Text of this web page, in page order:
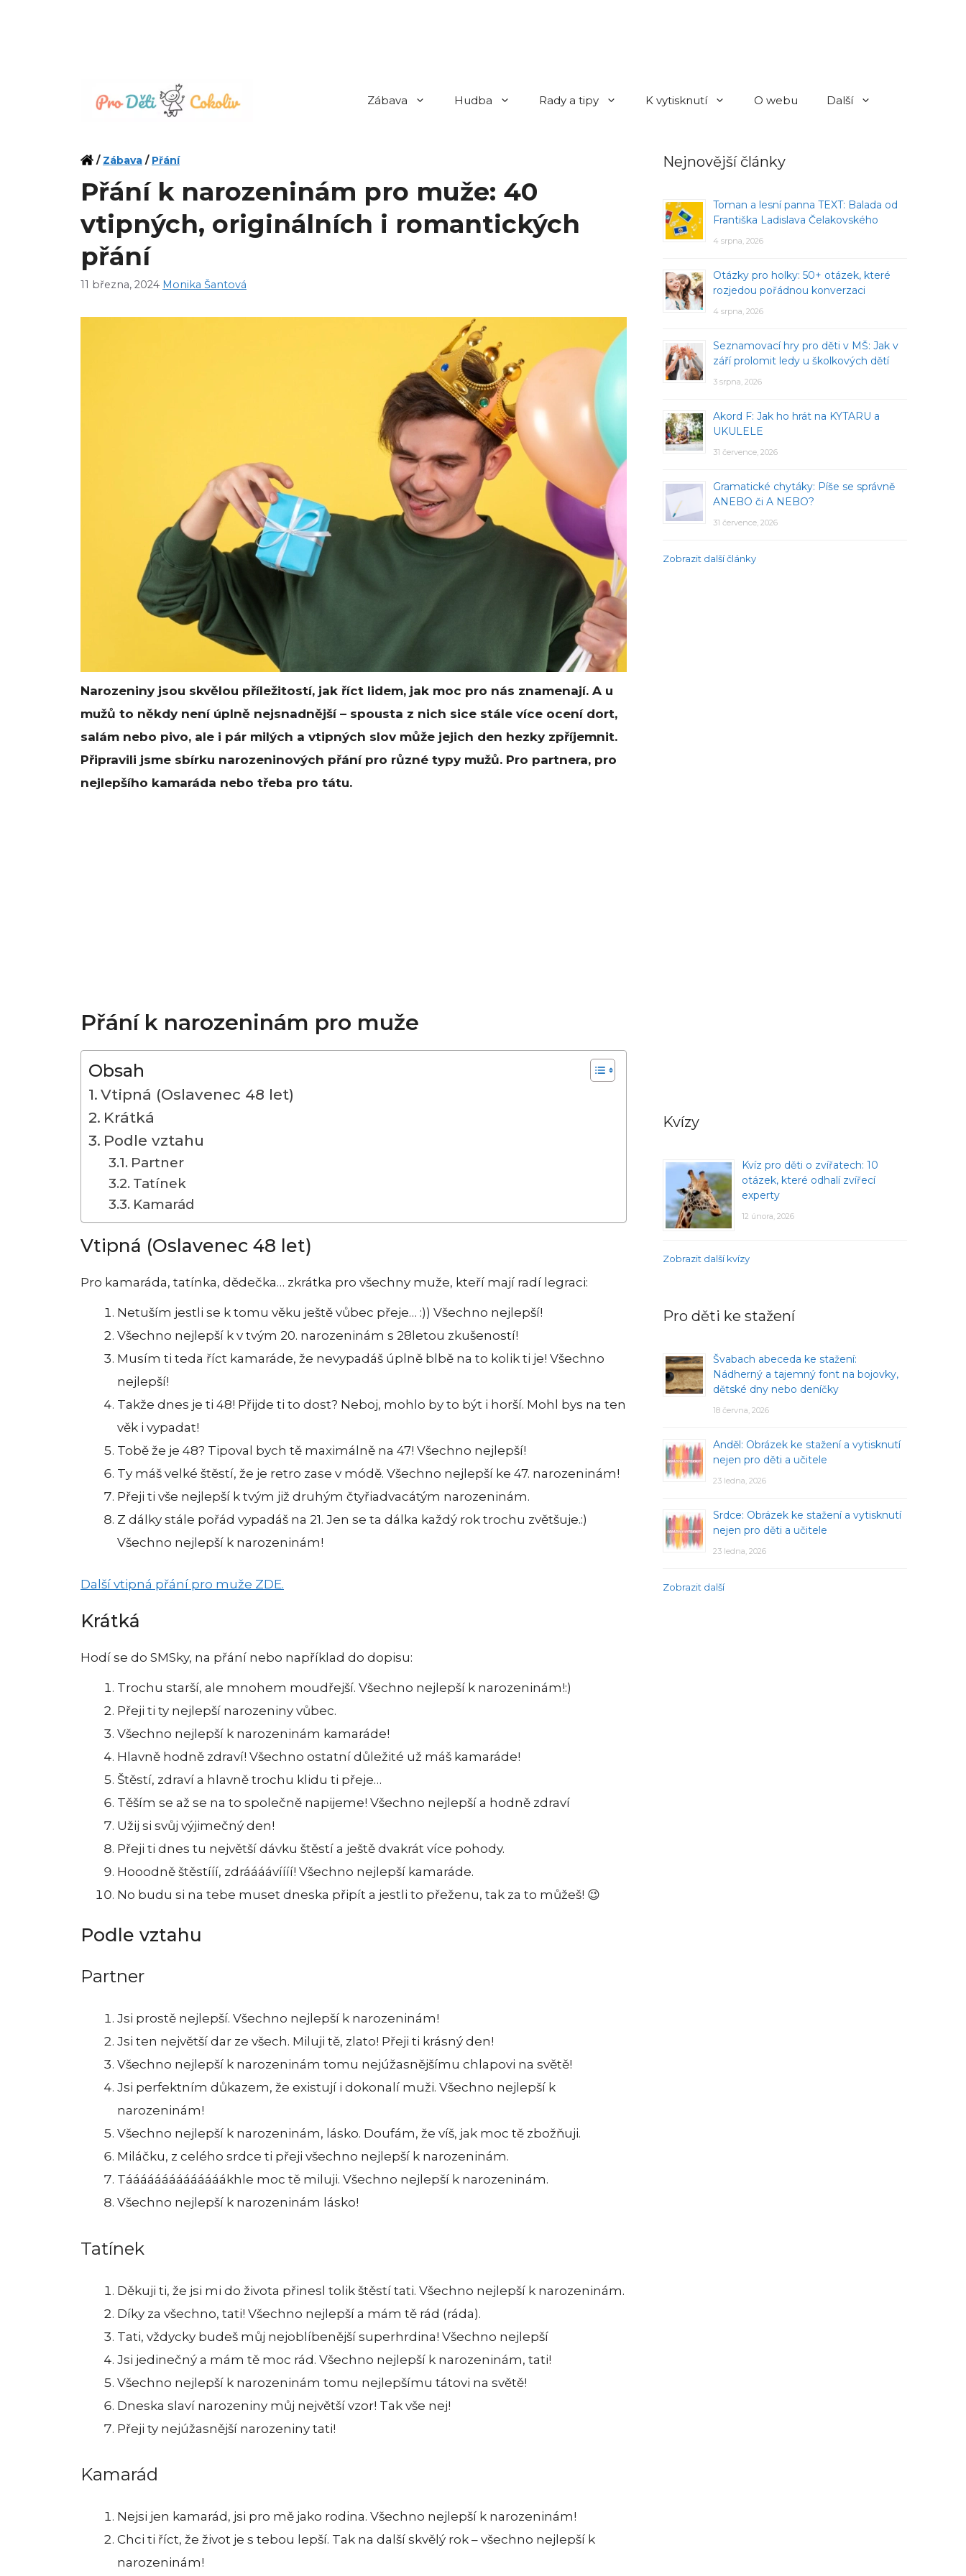
Zábava Hudba Rady a tipy K vytisknutí O webu Další
/ Zábava / Přání
Přání k narozeninám pro muže: 40
vtipných, originálních i romantických
přání
11 března, 2024 Monika Šantová
Narozeniny jsou skvělou příležitostí, jak říct lidem, jak moc pro nás znamenají. A u
mužů to někdy není úplně nejsnadnější – spousta z nich sice stále více ocení dort,
salám nebo pivo, ale i pár milých a vtipných slov může jejich den hezky zpříjemnit.
Připravili jsme sbírku narozeninových přání pro různé typy mužů. Pro partnera, pro
nejlepšího kamaráda nebo třeba pro tátu.
Přání k narozeninám pro muže
Obsah
Vtipná (Oslavenec 48 let)
Krátká
Podle vztahu
Partner
Tatínek
Kamarád
Vtipná (Oslavenec 48 let)
Pro kamaráda, tatínka, dědečka… zkrátka pro všechny muže, kteří mají radí legraci:
Netuším jestli se k tomu věku ještě vůbec přeje… :)) Všechno nejlepší!
Všechno nejlepší k v tvým 20. narozeninám s 28letou zkušeností!
Musím ti teda říct kamaráde, že nevypadáš úplně blbě na to kolik ti je! Všechno
nejlepší!
Takže dnes je ti 48! Přijde ti to dost? Neboj, mohlo by to být i horší. Mohl bys na ten
věk i vypadat!
Tobě že je 48? Tipoval bych tě maximálně na 47! Všechno nejlepší!
Ty máš velké štěstí, že je retro zase v módě. Všechno nejlepší ke 47. narozeninám!
Přeji ti vše nejlepší k tvým již druhým čtyřiadvacátým narozeninám.
Z dálky stále pořád vypadáš na 21. Jen se ta dálka každý rok trochu zvětšuje.:)
Všechno nejlepší k narozeninám!
Další vtipná přání pro muže ZDE.
Krátká
Hodí se do SMSky, na přání nebo například do dopisu:
Trochu starší, ale mnohem moudřejší. Všechno nejlepší k narozeninám!:)
Přeji ti ty nejlepší narozeniny vůbec.
Všechno nejlepší k narozeninám kamaráde!
Hlavně hodně zdraví! Všechno ostatní důležité už máš kamaráde!
Štěstí, zdraví a hlavně trochu klidu ti přeje…
Těším se až se na to společně napijeme! Všechno nejlepší a hodně zdraví
Užij si svůj výjimečný den!
Přeji ti dnes tu největší dávku štěstí a ještě dvakrát více pohody.
Hooodně štěstííí, zdráááávíííí! Všechno nejlepší kamaráde.
No budu si na tebe muset dneska připít a jestli to přeženu, tak za to můžeš! 😉
Podle vztahu
Partner
Jsi prostě nejlepší. Všechno nejlepší k narozeninám!
Jsi ten největší dar ze všech. Miluji tě, zlato! Přeji ti krásný den!
Všechno nejlepší k narozeninám tomu nejúžasnějšímu chlapovi na světě!
Jsi perfektním důkazem, že existují i dokonalí muži. Všechno nejlepší k
narozeninám!
Všechno nejlepší k narozeninám, lásko. Doufám, že víš, jak moc tě zbožňuji.
Miláčku, z celého srdce ti přeji všechno nejlepší k narozeninám.
Táááááááááááááákhle moc tě miluji. Všechno nejlepší k narozeninám.
Všechno nejlepší k narozeninám lásko!
Tatínek
Děkuji ti, že jsi mi do života přinesl tolik štěstí tati. Všechno nejlepší k narozeninám.
Díky za všechno, tati! Všechno nejlepší a mám tě rád (ráda).
Tati, vždycky budeš můj nejoblíbenější superhrdina! Všechno nejlepší
Jsi jedinečný a mám tě moc rád. Všechno nejlepší k narozeninám, tati!
Všechno nejlepší k narozeninám tomu nejlepšímu tátovi na světě!
Dneska slaví narozeniny můj největší vzor! Tak vše nej!
Přeji ty nejúžasnější narozeniny tati!
Kamarád
Nejsi jen kamarád, jsi pro mě jako rodina. Všechno nejlepší k narozeninám!
Chci ti říct, že život je s tebou lepší. Tak na další skvělý rok – všechno nejlepší k
narozeninám!
Nejnovější články
Toman a lesní panna TEXT: Balada od
Františka Ladislava Čelakovského
4 srpna, 2026
Otázky pro holky: 50+ otázek, které
rozjedou pořádnou konverzaci
4 srpna, 2026
Seznamovací hry pro děti v MŠ: Jak v
září prolomit ledy u školkových dětí
3 srpna, 2026
Akord F: Jak ho hrát na KYTARU a
UKULELE
31 července, 2026
Gramatické chytáky: Píše se správně
ANEBO či A NEBO?
31 července, 2026
Zobrazit další články
Kvízy
Kvíz pro děti o zvířatech: 10
otázek, které odhalí zvířecí
experty
12 února, 2026
Zobrazit další kvízy
Pro děti ke stažení
Švabach abeceda ke stažení:
Nádherný a tajemný font na bojovky,
dětské dny nebo deníčky
18 června, 2026
Anděl: Obrázek ke stažení a vytisknutí
nejen pro děti a učitele
23 ledna, 2026
Srdce: Obrázek ke stažení a vytisknutí
nejen pro děti a učitele
23 ledna, 2026
Zobrazit další